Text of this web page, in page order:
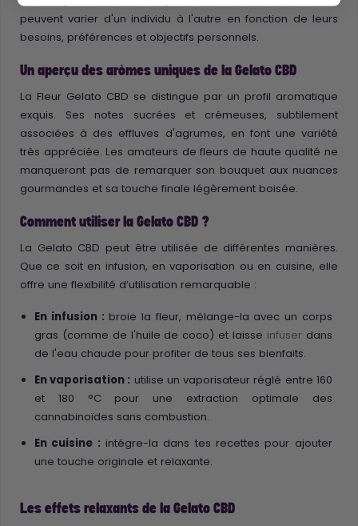
peuvent varier d'un individu à l'autre en fonction de leurs
besoins, préférences et objectifs personnels.
Un aperçu des arômes uniques de la Gelato CBD
La Fleur Gelato CBD se distingue par un profil aromatique
exquis. Ses notes sucrées et crémeuses, subtilement
associées à des effluves d'agrumes, en font une variété
très appréciée. Les amateurs de fleurs de haute qualité ne
manqueront pas de remarquer son bouquet aux nuances
gourmandes et sa touche finale légèrement boisée.
Comment utiliser la Gelato CBD ?
La Gelato CBD peut être utilisée de différentes manières.
Que ce soit en infusion, en vaporisation ou en cuisine, elle
offre une flexibilité d’utilisation remarquable :
En infusion : broie la fleur, mélange-la avec un corps
gras (comme de l'huile de coco) et laisse infuser dans
de l'eau chaude pour profiter de tous ses bienfaits.
En vaporisation : utilise un vaporisateur réglé entre 160
et 180 °C pour une extraction optimale des
cannabinoïdes sans combustion.
En cuisine : intégre-la dans tes recettes pour ajouter
une touche originale et relaxante.
Les effets relaxants de la Gelato CBD